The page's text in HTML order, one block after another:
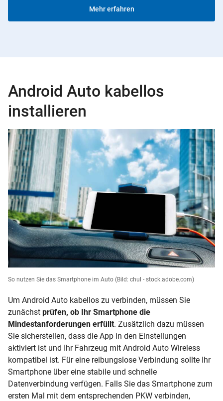
Mehr erfahren
Android Auto kabellos
installieren
So nutzen Sie das Smartphone im Auto (Bild: chul - stock.adobe.com)
Um Android Auto kabellos zu verbinden, müssen Sie
zunächst prüfen, ob Ihr Smartphone die
Mindestanforderungen erfüllt. Zusätzlich dazu müssen
Sie sicherstellen, dass die App in den Einstellungen
aktiviert ist und Ihr Fahrzeug mit Android Auto Wireless
kompatibel ist. Für eine reibungslose Verbindung sollte Ihr
Smartphone über eine stabile und schnelle
Datenverbindung verfügen. Falls Sie das Smartphone zum
ersten Mal mit dem entsprechenden PKW verbinden,